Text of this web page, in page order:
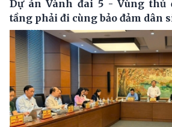
Dự án Vành đai 5 - Vùng thủ
tầng phải đi cùng bảo đảm dân